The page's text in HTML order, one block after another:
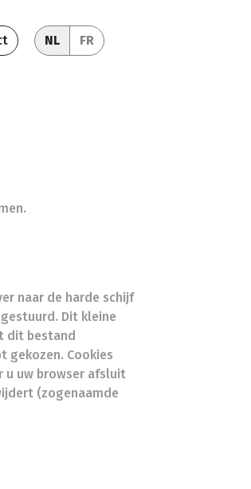
NL FR
naar de harde schijf
Dit kleine
dit bestand
gekozen. Cookies
u uw browser afsluit
(zogenaamde